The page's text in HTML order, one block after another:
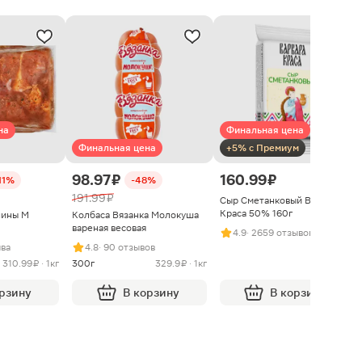
М
310.99 ₽ · 1кг
Финальная цена
98.97 ₽ -48%
191.99 ₽
Колбаса Вязанка Молокуша
вареная весовая
4.8· 90 отзывов
300г
329.9 ₽ · 1кг
В корзину
Финальная цена
+5% с Премиум
160.99 ₽
Сыр Сметанковый Варвара
Краса 50% 160г
4.9· 2659 отзывов
В корзину